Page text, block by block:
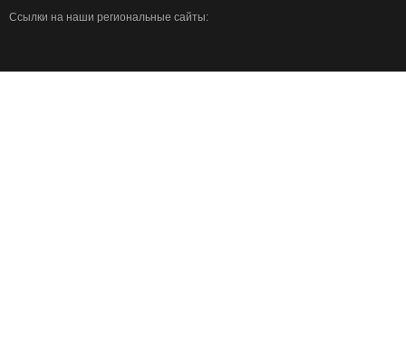
Ссылки на наши региональные сайты: